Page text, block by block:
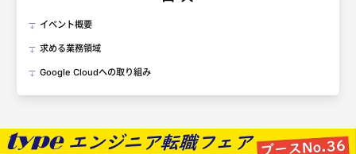
イベント概要
求める業務領域
Google Cloudへの取り組み